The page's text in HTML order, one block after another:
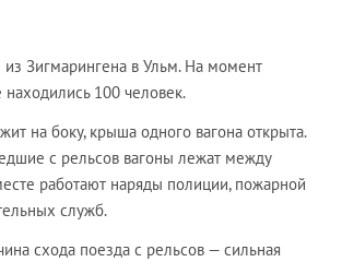
Зигмарингена в Ульм. На момент
находились 100 человек.
на боку, крыша одного вагона открыта.
с рельсов вагоны лежат между
работают наряды полиции, пожарной
служб.
схода поезда с рельсов — сильная